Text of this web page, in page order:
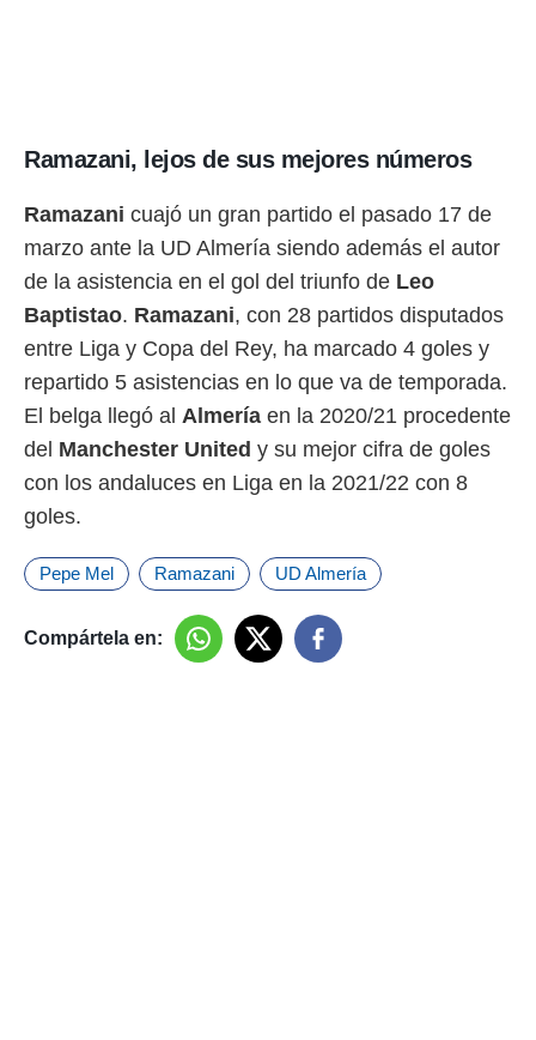
Ramazani, lejos de sus mejores números
Ramazani cuajó un gran partido el pasado 17 de
marzo ante la UD Almería siendo además el autor
de la asistencia en el gol del triunfo de Leo
Baptistao. Ramazani, con 28 partidos disputados
entre Liga y Copa del Rey, ha marcado 4 goles y
repartido 5 asistencias en lo que va de temporada.
El belga llegó al Almería en la 2020/21 procedente
del Manchester United y su mejor cifra de goles
con los andaluces en Liga en la 2021/22 con 8
goles.
Pepe Mel Ramazani UD Almería
Compártela en: